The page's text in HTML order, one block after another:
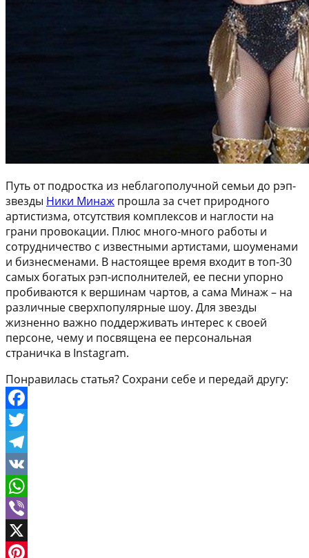
Путь от подростка из неблагополучной семьи до рэп-
звезды Ники Минаж прошла за счет природного
артистизма, отсутствия комплексов и наглости на
грани провокации. Плюс много-много работы и
сотрудничество с известными артистами, шоуменами
и бизнесменами. В настоящее время входит в топ-30
самых богатых рэп-исполнителей, ее песни упорно
пробиваются к вершинам чартов, а сама Минаж – на
различные сверхпопулярные шоу. Для звезды
жизненно важно поддерживать интерес к своей
персоне, чему и посвящена ее персональная
страничка в Instagram.
Понравилась статья? Сохрани себе и передай другу:
Facebook
Twitter
Telegram
VK
WhatsApp
Viber
X